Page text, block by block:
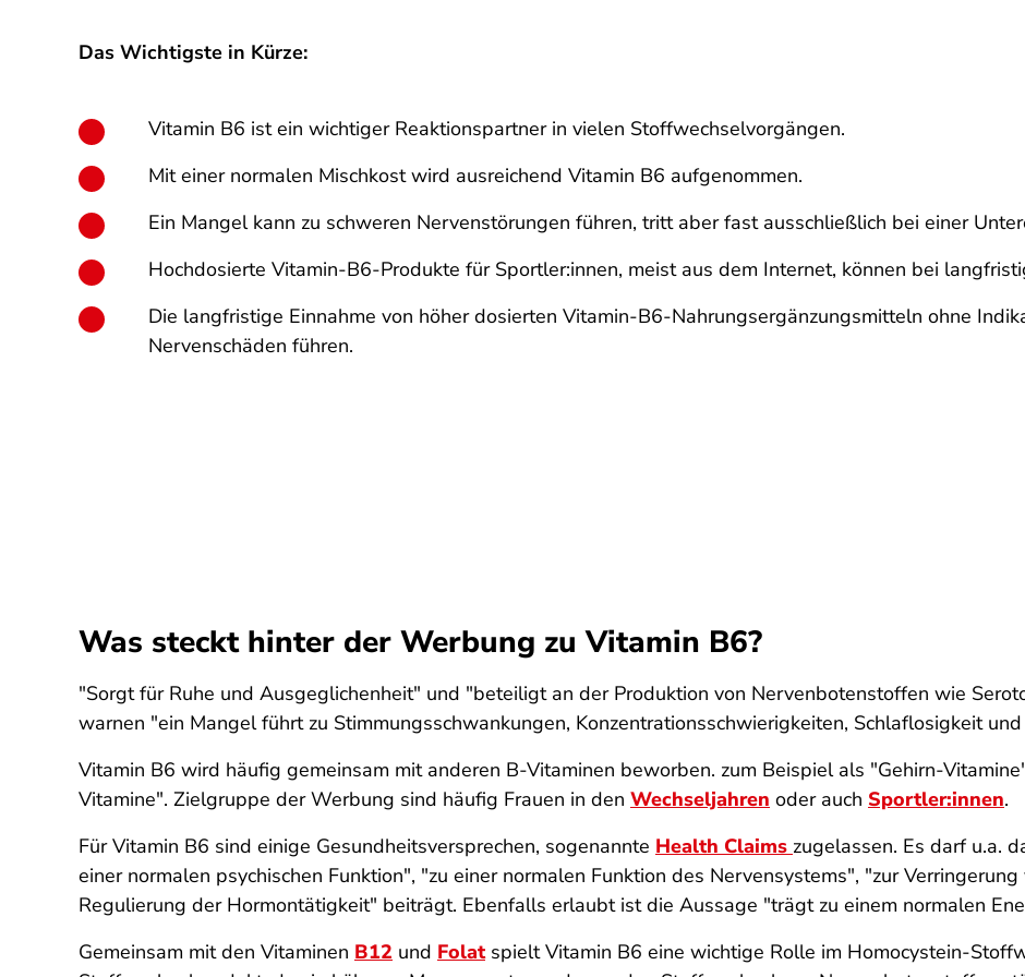
Das Wichtigste in Kürze:
Vitamin B6 ist ein wichtiger Reaktionspartner in vielen Stoffwechselvorgängen.
Mit einer normalen Mischkost wird ausreichend Vitamin B6 aufgenommen.
Ein Mangel kann zu schweren Nervenstörungen führen, tritt aber fast ausschließlich bei einer
Hochdosierte Vitamin-B6-Produkte für Sportler:innen, meist aus dem Internet, können bei
Die langfristige Einnahme von höher dosierten Vitamin-B6-Nahrungsergänzungsmitteln ohne
Nervenschäden führen.
Was steckt hinter der Werbung zu Vitamin B6?
"Sorgt für Ruhe und Ausgeglichenheit" und "beteiligt an der Produktion von Nervenbotenstoffen wie
warnen "ein Mangel führt zu Stimmungsschwankungen, Konzentrationsschwierigkeiten, Schlaflosigkeit
Vitamin B6 wird häufig gemeinsam mit anderen B-Vitaminen beworben. zum Beispiel als "Gehirn-
Vitamine". Zielgruppe der Werbung sind häufig Frauen in den Wechseljahren oder auch Sportler:innen.
Für Vitamin B6 sind einige Gesundheitsversprechen, sogenannte Health Claims zugelassen. Es darf u.a.
einer normalen psychischen Funktion", "zu einer normalen Funktion des Nervensystems", "zur
Regulierung der Hormontätigkeit" beiträgt. Ebenfalls erlaubt ist die Aussage "trägt zu einem normalen
Gemeinsam mit den Vitaminen B12 und Folatspielt Vitamin B6 eine wichtige Rolle im Homocystein-